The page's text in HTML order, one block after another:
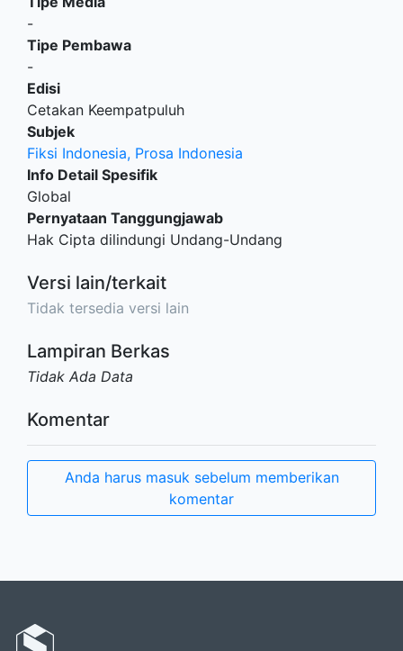
-
Tipe Pembawa
-
Edisi
Cetakan Keempatpuluh
Subjek
Fiksi Indonesia, Prosa Indonesia
Info Detail Spesifik
Global
Pernyataan Tanggungjawab
Hak Cipta dilindungi Undang-Undang
Versi lain/terkait
Tidak tersedia versi lain
Lampiran Berkas
Tidak Ada Data
Komentar
Anda harus masuk sebelum memberikan
komentar